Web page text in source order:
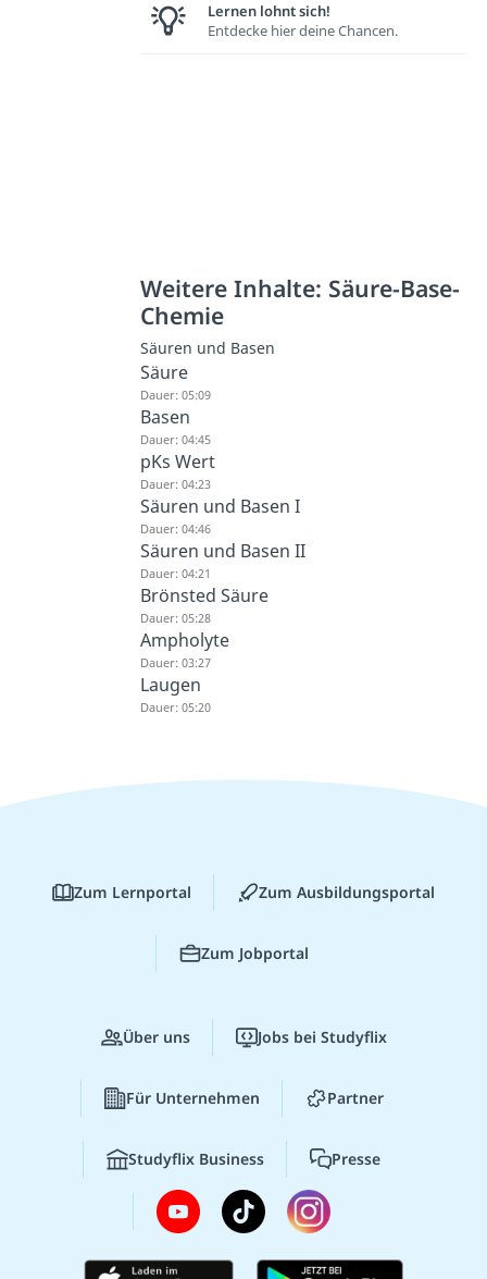
Lernen lohnt sich!
Entdecke hier deine Chancen.
Weitere Inhalte: Säure-Base-
Chemie
Säuren und Basen
Säure
Dauer: 05:09
Basen
Dauer: 04:45
pKs Wert
Dauer: 04:23
Säuren und Basen I
Dauer: 04:46
Säuren und Basen II
Dauer: 04:21
Brönsted Säure
Dauer: 05:28
Ampholyte
Dauer: 03:27
Laugen
Dauer: 05:20
Zum Lernportal Zum Ausbildungsportal
Zum Jobportal
Über uns Jobs bei Studyflix
Für Unternehmen Partner
Studyflix Business Presse